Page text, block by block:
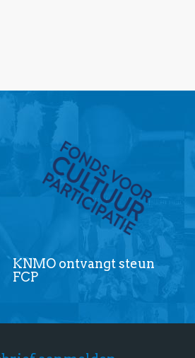
KNMO ontvangt steun
FCP